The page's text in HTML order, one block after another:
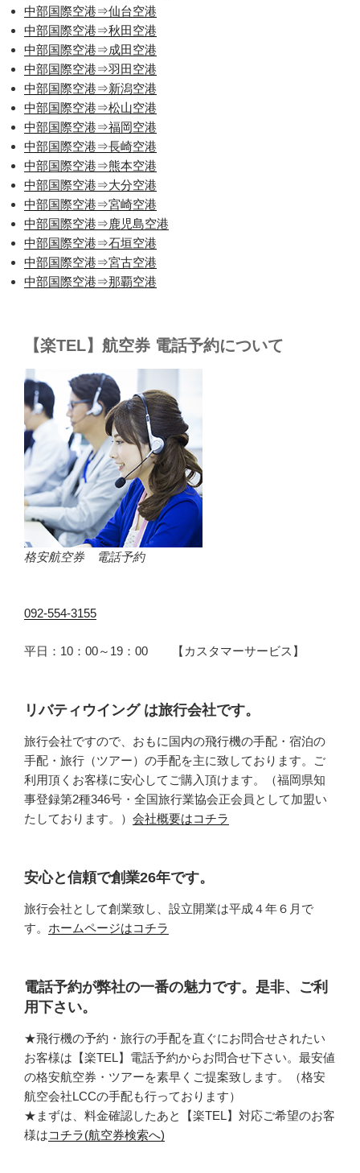
中部国際空港⇒仙台空港
中部国際空港⇒秋田空港
中部国際空港⇒成田空港
中部国際空港⇒羽田空港
中部国際空港⇒新潟空港
中部国際空港⇒松山空港
中部国際空港⇒福岡空港
中部国際空港⇒長崎空港
中部国際空港⇒熊本空港
中部国際空港⇒大分空港
中部国際空港⇒宮崎空港
中部国際空港⇒鹿児島空港
中部国際空港⇒石垣空港
中部国際空港⇒宮古空港
中部国際空港⇒那覇空港
【楽TEL】航空券 電話予約について
格安航空券 電話予約
092-554-3155
平日：10：00～19：00 【カスタマーサービス】
リバティウイング は旅行会社です。
旅行会社ですので、おもに国内の飛行機の手配・宿泊の
手配・旅行（ツアー）の手配を主に致しております。ご
利用頂くお客様に安心してご購入頂けます。（福岡県知
事登録第2種346号・全国旅行業協会正会員として加盟い
たしております。） 会社概要はコチラ
安心と信頼で創業26年です。
旅行会社として創業致し、設立開業は平成４年６月で
す。 ホームページはコチラ
電話予約が弊社の一番の魅力です。是非、ご利
用下さい。
★飛行機の予約・旅行の手配を直ぐにお問合せされたい
お客様は【楽TEL】電話予約からお問合せ下さい。最安値
の格安航空券・ツアーを素早くご提案致します。（格安
航空会社LCCの手配も行っております）
★まずは、料金確認したあと【楽TEL】対応ご希望のお客
様はコチラ(航空券検索へ)